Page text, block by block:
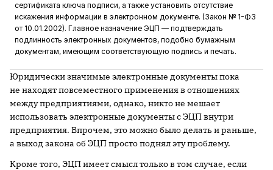
сертификата ключа подписи, а также установить отсутствие
искажения информации в электронном документе. (Закон № 1-ФЗ
от 10.01.2002). Главное назначение ЭЦП — подтверждать
подлинность электронных документов, подобно бумажным
документам, имеющим соответствующую подпись и печать.
Юридически значимые электронные документы пока
не находят повсеместного применения в отношениях
между предприятиями, однако, никто не мешает
использовать электронные документы с ЭЦП внутри
предприятия. Впрочем, это можно было делать и раньше,
а выход закона об ЭЦП просто поднял эту проблему.
Кроме того, ЭЦП имеет смысл только в том случае, если